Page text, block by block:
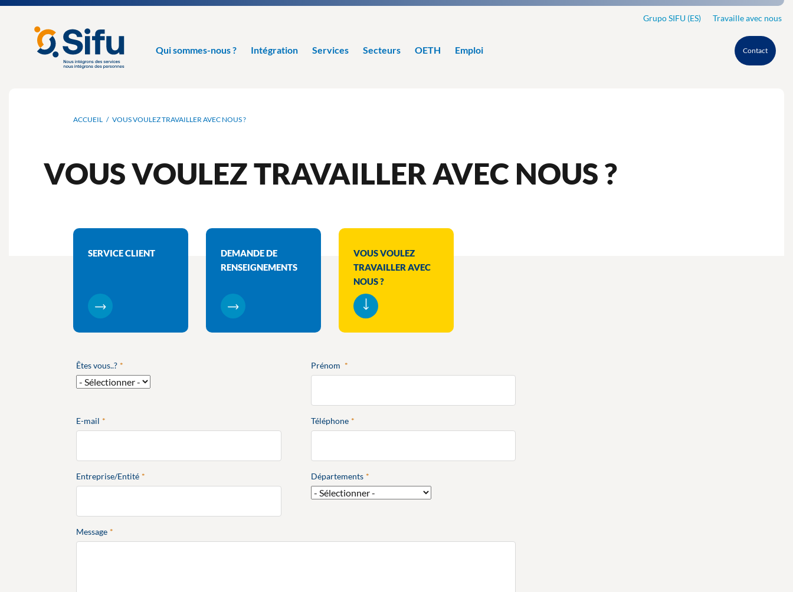
Aller
Qui sommes-nous ? Intégration Services Secteurs OETH Emploi
Grupo SIFU (ES) Travaille avec nous
Contact
Fil
ACCUEIL VOUS VOULEZ TRAVAILLER AVEC NOUS ?
VOUS VOULEZ TRAVAILLER AVEC NOUS ?
SERVICE CLIENT
DEMANDE DE
RENSEIGNEMENTS
VOUS VOULEZ
TRAVAILLER AVEC
NOUS ?
Êtes vous..? Prénom
E-mail Téléphone
Entreprise/Entité Départements
Message